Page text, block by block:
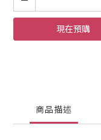
現在預購
商品描述